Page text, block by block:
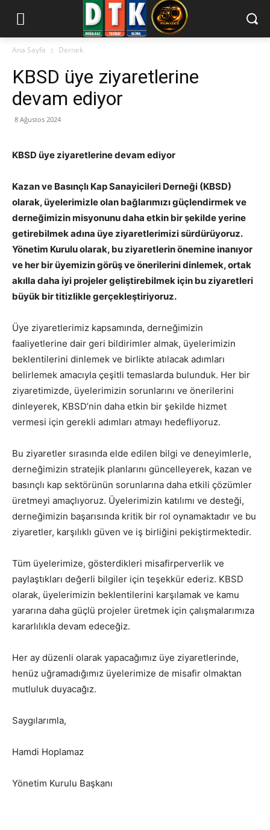
Ana Sayfa Dernek
KBSD üye ziyaretlerine
devam ediyor
8 Ağustos 2024
KBSD üye ziyaretlerine devam ediyor
Kazan ve Basınçlı Kap Sanayicileri Derneği (KBSD)
olarak, üyelerimizle olan bağlarımızı güçlendirmek ve
derneğimizin misyonunu daha etkin bir şekilde yerine
getirebilmek adına üye ziyaretlerimizi sürdürüyoruz.
Yönetim Kurulu olarak, bu ziyaretlerin önemine inanıyor
ve her bir üyemizin görüş ve önerilerini dinlemek, ortak
akılla daha iyi projeler geliştirebilmek için bu ziyaretleri
büyük bir titizlikle gerçekleştiriyoruz.
Üye ziyaretlerimiz kapsamında, derneğimizin
faaliyetlerine dair geri bildirimler almak, üyelerimizin
beklentilerini dinlemek ve birlikte atılacak adımları
belirlemek amacıyla çeşitli temaslarda bulunduk. Her bir
ziyaretimizde, üyelerimizin sorunlarını ve önerilerini
dinleyerek, KBSD’nin daha etkin bir şekilde hizmet
vermesi için gerekli adımları atmayı hedefliyoruz.
Bu ziyaretler sırasında elde edilen bilgi ve deneyimlerle,
derneğimizin stratejik planlarını güncelleyerek, kazan ve
basınçlı kap sektörünün sorunlarına daha etkili çözümler
üretmeyi amaçlıyoruz. Üyelerimizin katılımı ve desteği,
derneğimizin başarısında kritik bir rol oynamaktadır ve bu
ziyaretler, karşılıklı güven ve iş birliğini pekiştirmektedir.
Tüm üyelerimize, gösterdikleri misafirperverlik ve
paylaştıkları değerli bilgiler için teşekkür ederiz. KBSD
olarak, üyelerimizin beklentilerini karşılamak ve kamu
yararına daha güçlü projeler üretmek için çalışmalarımıza
kararlılıkla devam edeceğiz.
Her ay düzenli olarak yapacağımız üye ziyaretlerinde,
henüz uğramadığımız üyelerimize de misafir olmaktan
mutluluk duyacağız.
Saygılarımla,
Hamdi Hoplamaz
Yönetim Kurulu Başkanı